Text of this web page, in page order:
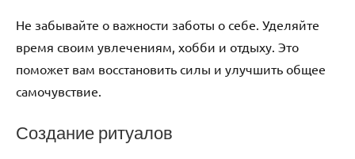
Не забывайте о важности заботы о себе. Уделяйте
время своим увлечениям, хобби и отдыху. Это
поможет вам восстановить силы и улучшить общее
самочувствие.
Создание ритуалов